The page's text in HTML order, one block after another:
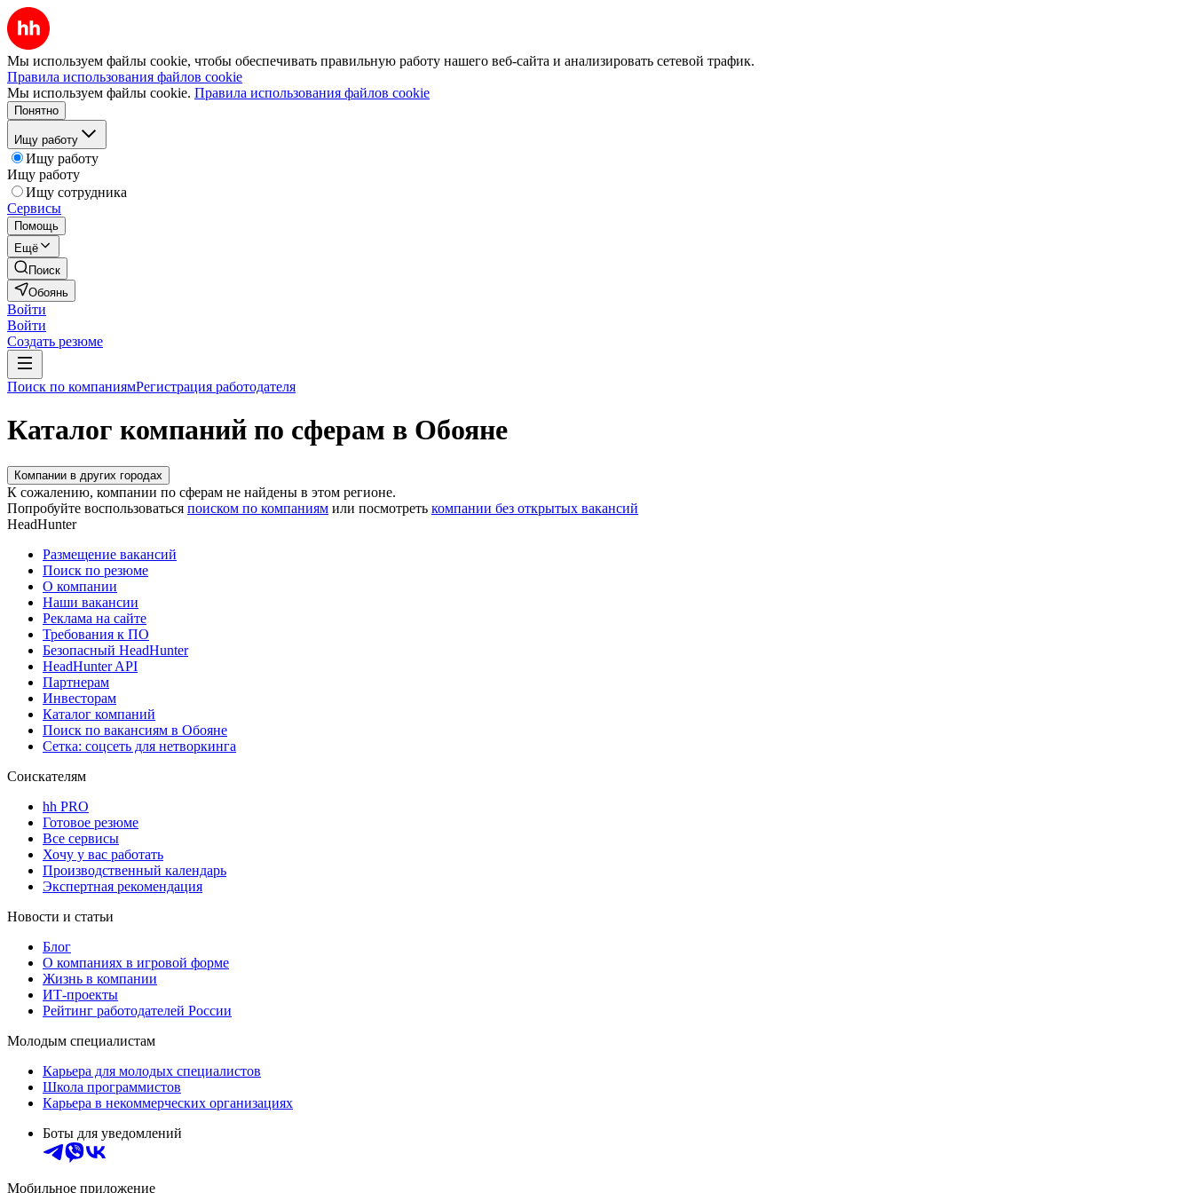
Мы используем файлы cookie, чтобы обеспечивать правильную работу нашего веб-сайта и анализировать сетевой трафик.
Правила использования файлов cookie
Мы используем файлы cookie. Правила использования файлов cookie
Понятно
Ищу работу
Ищу работу
Ищу работу
Ищу сотрудника
Сервисы
Помощь
Ещё
Поиск
Обоянь
Войти
Войти
Создать резюме
Поиск по компаниямРегистрация работодателя
Каталог компаний по сферам в Обояне
Компании в других городах
К сожалению, компании по сферам не найдены в этом регионе.
Попробуйте воспользоваться поиском по компаниям или посмотреть компании без открытых вакансий
HeadHunter
Размещение вакансий
Поиск по резюме
О компании
Наши вакансии
Реклама на сайте
Требования к ПО
Безопасный HeadHunter
HeadHunter API
Партнерам
Инвесторам
Каталог компаний
Поиск по вакансиям в Обояне
Сетка: соцсеть для нетворкинга
Соискателям
hh PRO
Готовое резюме
Все сервисы
Хочу у вас работать
Производственный календарь
Экспертная рекомендация
Новости и статьи
Блог
О компаниях в игровой форме
Жизнь в компании
ИТ-проекты
Рейтинг работодателей России
Молодым специалистам
Карьера для молодых специалистов
Школа программистов
Карьера в некоммерческих организациях
Боты для уведомлений
Мобильное приложение